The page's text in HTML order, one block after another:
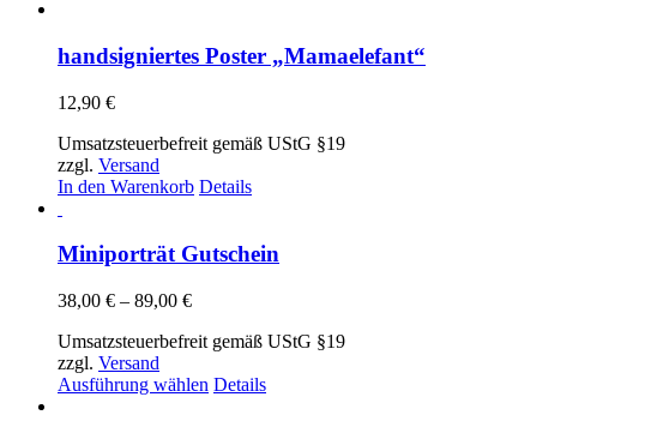
handsigniertes Poster „Mamaelefant“
12,90 €
Umsatzsteuerbefreit gemäß UStG §19
zzgl. Versand
In den Warenkorb Details
Miniporträt Gutschein
38,00 € – 89,00 €Preisspanne:
bis
Umsatzsteuerbefreit gemäß UStG §19
zzgl. Versand
Ausführung wählen Dieses
Details